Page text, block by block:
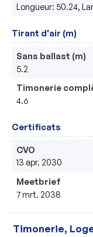
Longueur: 50.24,
Tirant d'air (m)
Sans ballast (m)
5.2
Timonerie
4.6
Certificats
CVO
13 apr. 2030
Meetbrief
7 mrt. 2038
Timonerie,